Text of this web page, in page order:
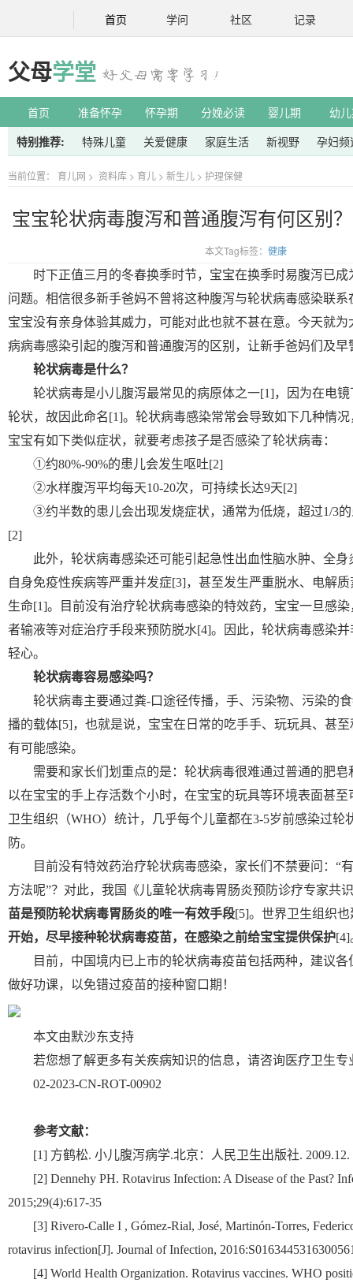
首页 学问 社区 记录
父母学堂
首页 准备怀孕 怀孕期 分娩必读 婴儿期
幼
特别推荐:
特殊儿童 关爱健康 家庭生活 新视野 孕妇频
当前位置： 育儿网 > 资料库 > 育儿 > 新生儿 > 护理保健
宝宝轮状病毒腹泻和普通腹泻有何区别
本文Tag标签： 健康
时下正值三月的冬春换季时节，宝宝在换季时易腹泻已
问题。相信很多新手爸妈不曾将这种腹泻与轮状病毒感染联
宝宝没有亲身体验其威力，可能对此也就不甚在意。今天就
病病毒感染引起的腹泻和普通腹泻的区别，让新手爸妈们及早
轮状病毒是什么？
轮状病毒是小儿腹泻最常见的病原体之一[1]，因为在电
轮状，故因此命名[1]。轮状病毒感染常常会导致如下几种情
宝宝有如下类似症状，就要考虑孩子是否感染了轮状病毒：
①约80%-90%的患儿会发生呕吐[2]
②水样腹泻平均每天10-20次，可持续长达9天[2]
③约半数的患儿会出现发烧症状，通常为低烧，超过1/3
[2]
此外，轮状病毒感染还可能引起急性出血性脑水肿、全
自身免疫性疾病等严重并发症[3]，甚至发生严重脱水、电解
生命[1]。目前没有治疗轮状病毒感染的特效药，宝宝一旦感
者输液等对症治疗手段来预防脱水[4]。因此，轮状病毒感染
轻心。
轮状病毒容易感染吗？
轮状病毒主要通过粪-口途径传播，手、污染物、污染的
播的载体[5]，也就是说，宝宝在日常的吃手手、玩玩具、甚
有可能感染。
需要和家长们划重点的是：轮状病毒很难通过普通的肥
以在宝宝的手上存活数个小时，在宝宝的玩具等环境表面甚
卫生组织（WHO）统计，几乎每个儿童都在3-5岁前感染过轮
防。
目前没有特效药治疗轮状病毒感染，家长们不禁要问：“
方法呢”？对此，我国《儿童轮状病毒胃肠炎预防诊疗专家共
苗是预防轮状病毒胃肠炎的唯一有效手段[5]。世界卫生组织
开始，尽早接种轮状病毒疫苗，在感染之前给宝宝提供保护[4]
目前，中国境内已上市的轮状病毒疫苗包括两种，建议
做好功课，以免错过疫苗的接种窗口期！
本文由默沙东支持
若您想了解更多有关疾病知识的信息，请咨询医疗卫生专
02-2023-CN-ROT-00902
参考文献：
[1] 方鹤松. 小儿腹泻病学.北京：人民卫生出版社. 2009.12.
[2] Dennehy PH. Rotavirus Infection: A Disease of the Past?
2015;29(4):617-35
[3] Rivero-Calle I , Gómez-Rial, José, Martinón-Torres,
rotavirus infection[J]. Journal of Infection,
[4] World Health Organization. Rotavirus vaccines. WHO